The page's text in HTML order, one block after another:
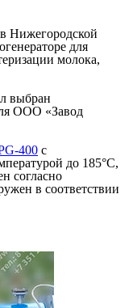
Нижегородской
для
молока,
выбран
ООО «Завод
400 с
до 185°С,
согласно
в соответствии